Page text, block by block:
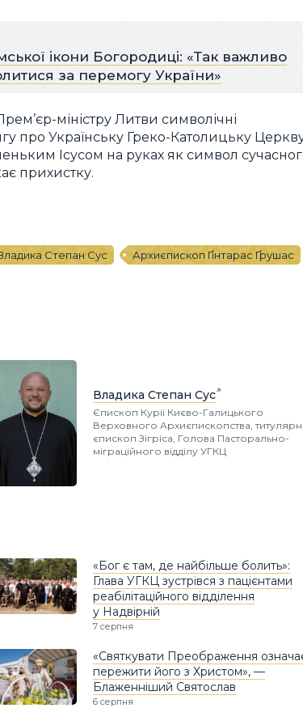
ікони Богородиці: «Так важливо
за перемогу України»
міністру Литви символічні
про Українську Греко-Католицьку
Ісусом на руках як символ
прихистку.
Степан Сус
Архиєпископ Ґінтарас Ґрушас
Владика Степан Сус
Єпископ Курії Києво-Галицького
Верховного Архиєпископства,
єпископ Зігріса, Голова Пасторально-
міграційного відділу УГКЦ
«Бог є там, де найбільше болить»:
Глава УГКЦ зустрівся з пацієнтами
реабілітаційного відділення
у Надвірній
7 серпня
«Святкувати Преображення
пережити його з Христом», —
Блаженніший Святослав
6 серпня